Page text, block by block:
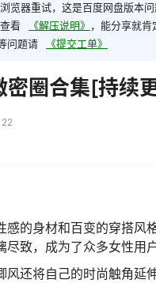
览器重试，这是百度网盘版本问
看
《解压说明》 ，能分享就肯
问题请
《提交工单》
密圈合集[持续
22
感的身材和百变的穿搭
致，成为了众多女性用
风还将自己的时尚触角